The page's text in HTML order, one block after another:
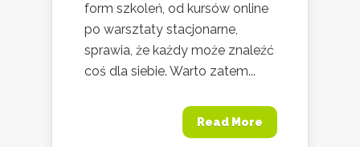
form szkoleń, od kursów online
po warsztaty stacjonarne,
sprawia, że każdy może znaleźć
coś dla siebie. Warto zatem...
Read More